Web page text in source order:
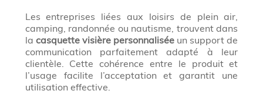
Les entreprises liées aux loisirs de plein air,
camping, randonnée ou nautisme, trouvent dans
la casquette visière personnalisée un support de
communication parfaitement adapté à leur
clientèle. Cette cohérence entre le produit et
l’usage facilite l’acceptation et garantit une
utilisation effective.